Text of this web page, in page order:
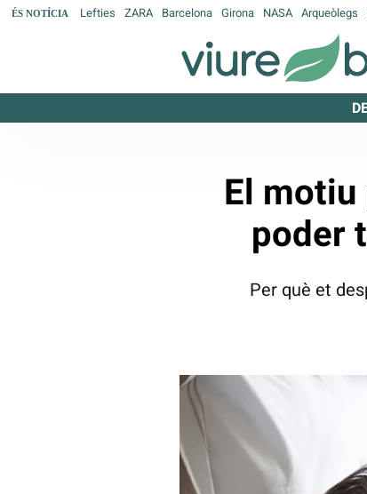
ÉS NOTÍCIA Lefties ZARA Barcelona Girona NASA Arqueòlegs
El
poder
Per què et